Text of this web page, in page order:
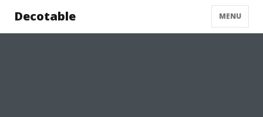
Decotable MENU